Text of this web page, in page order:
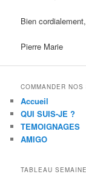
Bien cordialement,
Pierre Marie
COMMANDER
Accueil
QUI SUIS-JE ?
TEMOIGNAGES
AMIGO
TABLEAU SEMAINE